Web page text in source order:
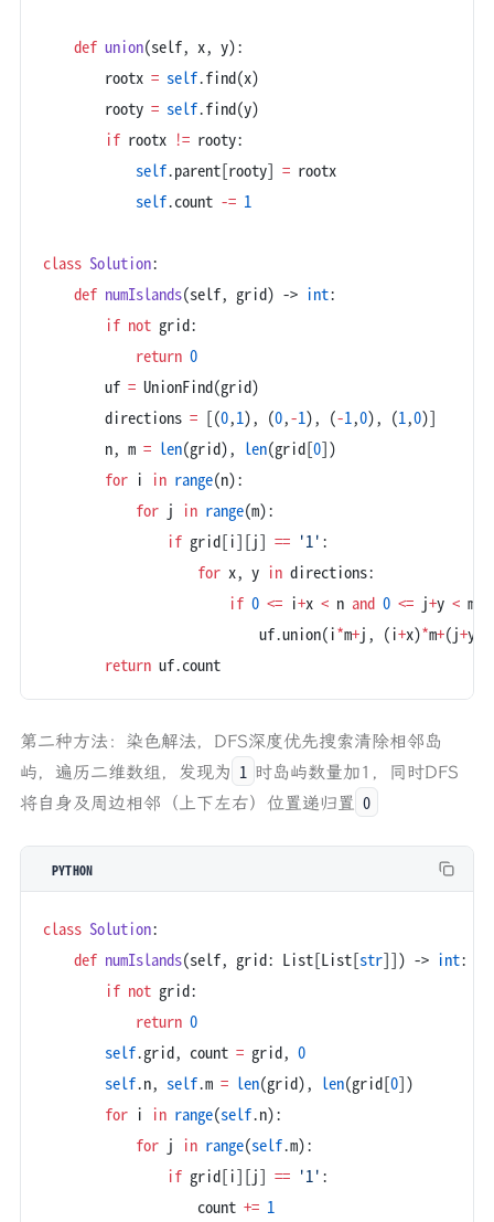
    def
union(self, x, y):
        rootx
= self.find(x)
        rooty
= self.find(y)
        if
rootx != rooty:
            self
.parent[rooty] = rootx
            self
.count -= 1
class Solution:
    def
numIslands(self, grid) -> int:
        if
not grid:
            return
0
        uf
= UnionFind(grid)
        directions
= [(0,1), (0,-1), (-1,0), (1,0)]
        n, m
= len(grid), len(grid[0])
        for
i in range(n):
            for
j in range(m):
                if
grid[i][j] == '1':
                    for
x, y in directions:
                        if
0 <= i+x < n and 0 <= j+y < m
                            uf.union(i
*m+j, (i+x)*m+(j+y))
        return
uf.count
第二种方法：染色解法，DFS深度优先搜索清除相邻岛
屿，遍历二维数组，发现为 1 时岛屿数量加1，同时DFS
将自身及周边相邻（上下左右）位置递归置 0
PYTHON
class Solution:
    def
numIslands(self, grid: List[List[str]]) -> int:
        if
not grid:
            return
0
        self
.grid, count = grid, 0
        self
.n, self.m = len(grid), len(grid[0])
        for
i in range(self.n):
            for
j in range(self.m):
                if
grid[i][j] == '1':
                    count
+= 1